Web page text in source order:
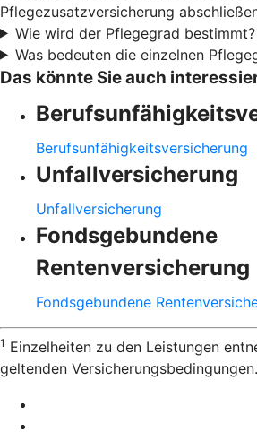
Pflegezusatzversicherung
Wie wird der Pflegegrad bestimmt?
Was bedeuten die einzelnen
Das könnte Sie auch
Berufsunfähigkeitsversicherung
Unfallversicherung
Unfallversicherung
Fondsgebundene
Rentenversicherung
Fondsgebundene
1 Einzelheiten zu den Leistungen
geltenden Versicherungsbedingungen.